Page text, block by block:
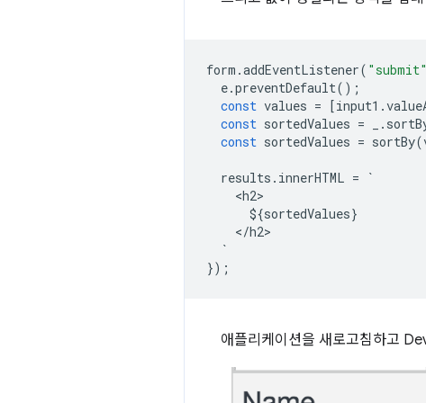
form .addEventListener( "submit"
e.preventDefault();
const values = [input1 .
const sortedValues = .
const sortedValues = sortBy(
results . innerHTML =
`
<h2
${sortedValues}
</h2
`
});
애플리케이션을 새로고침하고